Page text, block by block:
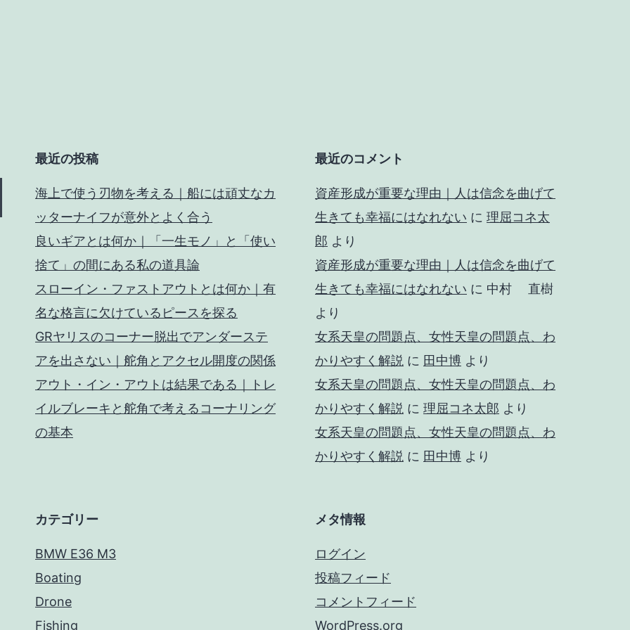
最近の投稿
海上で使う刃物を考える｜船には頑丈なカ
ッターナイフが意外とよく合う
良いギアとは何か｜「一生モノ」と「使い
捨て」の間にある私の道具論
スローイン・ファストアウトとは何か｜有
名な格言に欠けているピースを探る
GRヤリスのコーナー脱出でアンダーステ
アを出さない｜舵角とアクセル開度の関係
アウト・イン・アウトは結果である｜トレ
イルブレーキと舵角で考えるコーナリング
の基本
最近のコメント
資産形成が重要な理由｜人は信念を曲げて
生きても幸福にはなれない に 理屈コネ太
郎 より
資産形成が重要な理由｜人は信念を曲げて
生きても幸福にはなれない に 中村 直樹
より
女系天皇の問題点、女性天皇の問題点、わ
かりやすく解説 に 田中博 より
女系天皇の問題点、女性天皇の問題点、わ
かりやすく解説 に 理屈コネ太郎 より
女系天皇の問題点、女性天皇の問題点、わ
かりやすく解説 に 田中博 より
カテゴリー
BMW E36 M3
Boating
Drone
Fishing
メタ情報
ログイン
投稿フィード
コメントフィード
WordPress.org